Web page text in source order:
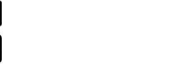
Google